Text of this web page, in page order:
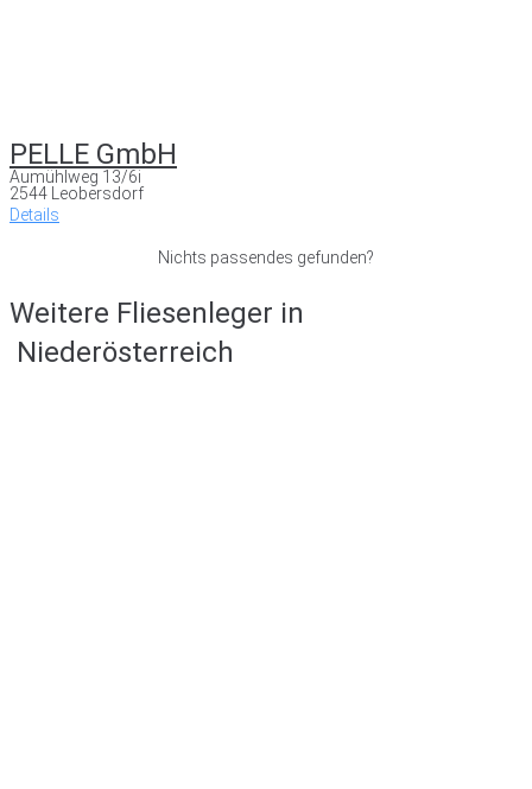
PELLE GmbH
Aumühlweg 13/6i
2544 Leobersdorf
Details
Nichts passendes gefunden?
Weitere Fliesenleger in
Niederösterreich